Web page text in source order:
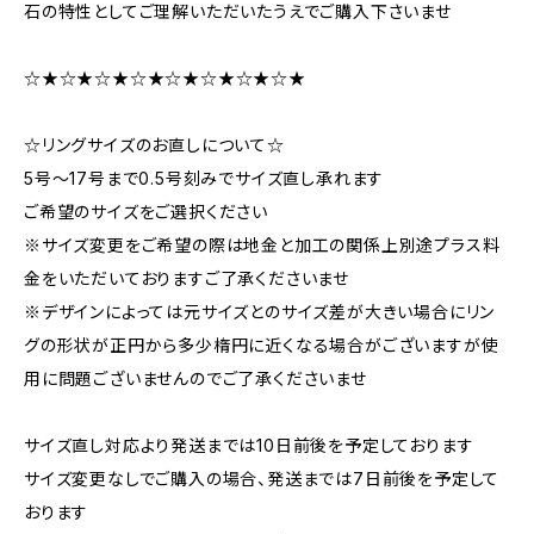
石の特性としてご理解いただいたうえでご購入下さいませ
☆★☆★☆★☆★☆★☆★☆★☆★
☆リングサイズのお直しについて☆
5号～17号まで0.5号刻みでサイズ直し承れます
ご希望のサイズをご選択ください
※サイズ変更をご希望の際は地金と加工の関係上別途プラス料
金をいただいておりますご了承くださいませ
※デザインによっては元サイズとのサイズ差が大きい場合にリン
グの形状が正円から多少楕円に近くなる場合がございますが使
用に問題ございませんのでご了承くださいませ
サイズ直し対応より発送までは10日前後を予定しております
サイズ変更なしでご購入の場合、発送までは7日前後を予定して
おります